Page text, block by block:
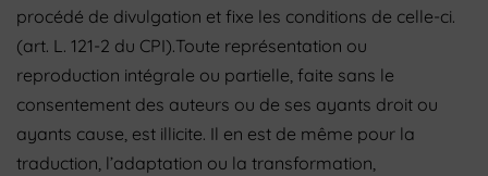
procédé de divulgation et fixe les conditions de celle-ci.
(art. L. 121-2 du CPI).Toute représentation ou
reproduction intégrale ou partielle, faite sans le
consentement des auteurs ou de ses ayants droit ou
ayants cause, est illicite. Il en est de même pour la
traduction, l’adaptation ou la transformation,